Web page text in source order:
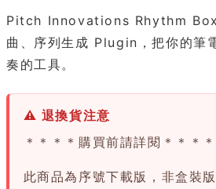
Pitch Innovations Rhythm
曲、序列生成 Plugin，把你的筆
奏的工具。
⚠ 退換貨注意
＊＊＊＊購買前請詳閱＊＊＊＊
此商品為序號下載版，非盒裝版